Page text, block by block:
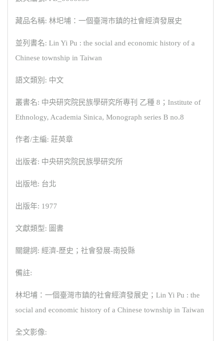
藏品名稱: 林圯埔：一個臺灣市鎮的社會經濟發展史
並列書名: Lin Yi Pu : the social and economic history of a
Chinese township in Taiwan
語文類別: 中文
叢書名: 中央研究院民族學研究所專刊 乙種 8；Institute of
Ethnology, Academia Sinica, Monograph series B no.8
作者/主編: 莊英章
出版者: 中央研究院民族學研究所
出版地: 台北
出版年: 1977
文獻類型: 圖書
關鍵詞: 經濟-歷史；社會發展-南投縣
備註:
林圯埔：一個臺灣市鎮的社會經濟發展史；Lin Yi Pu : the
social and economic history of a Chinese township in Taiwan
全文影像: